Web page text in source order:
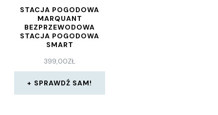
STACJA POGODOWA
MARQUANT
BEZPRZEWODOWA
STACJA POGODOWA
SMART
399,00ZŁ
SPRAWDŹ SAM!